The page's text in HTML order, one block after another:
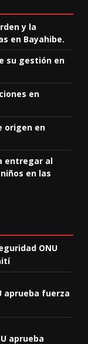
y la
en Bayahibe.
su gestión en
en
origen en
entregar al
en las
ONU
aprueba fuerza
aprueba